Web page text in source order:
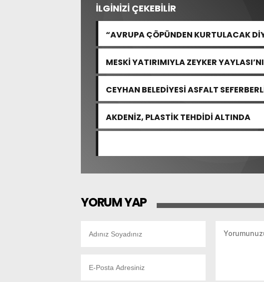
İLGİNİZİ ÇEKEBİLİR
“AVRUPA ÇÖPÜNDEN KURTULACAK
MESKİ YATIRIMIYLA ZEYKER
GÜÇLENDİRİLDİ
CEYHAN BELEDİYESİ ASFALT
AKDENİZ, PLASTİK TEHDİDİ ALTINDA
YORUM YAP